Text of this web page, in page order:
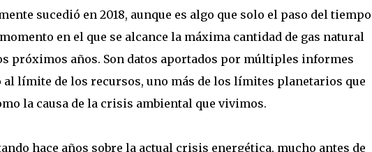
sucedió en 2018, aunque es algo que solo el paso del tiempo
en el que se alcance la máxima cantidad de gas natural
próximos años. Son datos aportados por múltiples informes
al límite de los recursos, uno más de los límites planetarios que
la causa de la crisis ambiental que vivimos.
hace años sobre la actual crisis energética, mucho antes de